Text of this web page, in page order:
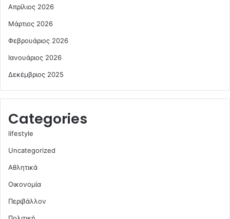
Απρίλιος 2026
Μάρτιος 2026
Φεβρουάριος 2026
Ιανουάριος 2026
Δεκέμβριος 2025
Categories
lifestyle
Uncategorized
Αθλητικά
Οικονομία
Περιβάλλον